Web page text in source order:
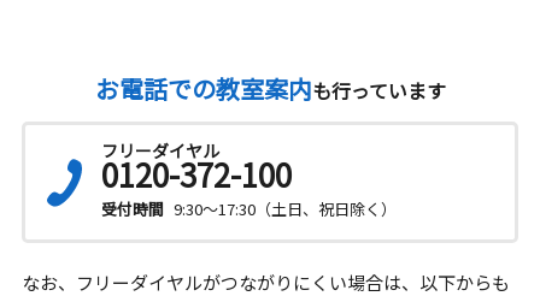
お電話での教室案内も行っています
フリーダイヤル
0120-372-100
受付時間 9:30～17:30（土日、祝日除く）
なお、フリーダイヤルがつながりにくい場合は、以下からも